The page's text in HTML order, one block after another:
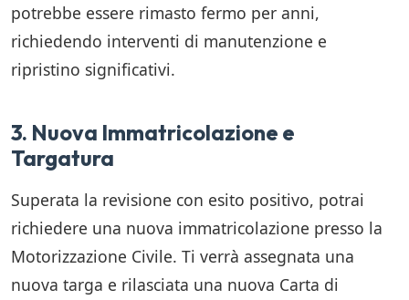
potrebbe essere rimasto fermo per anni,
richiedendo interventi di manutenzione e
ripristino significativi.
3. Nuova Immatricolazione e
Targatura
Superata la revisione con esito positivo, potrai
richiedere una nuova immatricolazione presso la
Motorizzazione Civile. Ti verrà assegnata una
nuova targa e rilasciata una nuova Carta di